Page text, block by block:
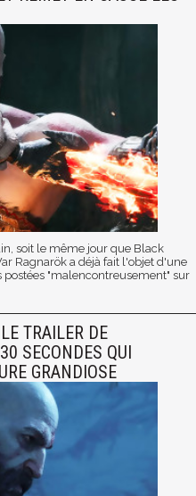
soit le même jour que Black
Ragnarök a déjà fait l'objet d'une
"malencontreusement" sur
TRAILER DE
SECONDES QUI
GRANDIOSE